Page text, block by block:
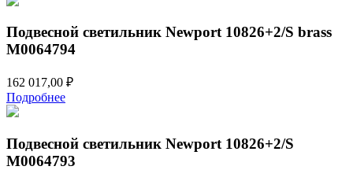
Подвесной светильник Newport 10826+2/S brass
М0064794
162 017,00 ₽
Подробнее
Подвесной светильник Newport 10826+2/S
М0064793